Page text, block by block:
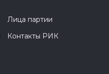
Лица партии
Контакты РИК